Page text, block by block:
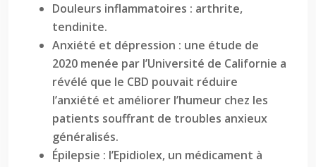
Douleurs inflammatoires : arthrite,
tendinite.
Anxiété et dépression : une étude de
2020 menée par l’Université de Californie a
révélé que le CBD pouvait réduire
l’anxiété et améliorer l’humeur chez les
patients souffrant de troubles anxieux
généralisés.
Épilepsie : l’Epidiolex, un médicament à